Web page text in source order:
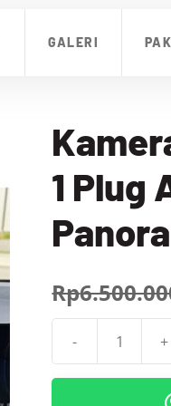
GALERI
1 Plug
Rp
- +
ATTO
3D